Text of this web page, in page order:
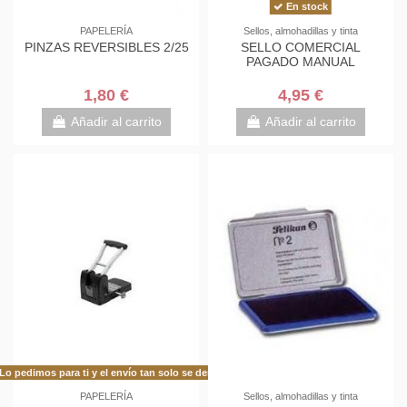
PAPELERÍA
PINZAS REVERSIBLES 2/25
1,80 €
Añadir al carrito
En stock
Sellos, almohadillas y tinta
SELLO COMERCIAL
PAGADO MANUAL
4,95 €
Añadir al carrito
pedimos para ti y el envío tan solo se demora 48h más de lo habitual!
PAPELERÍA Sellos, almohadillas y tinta